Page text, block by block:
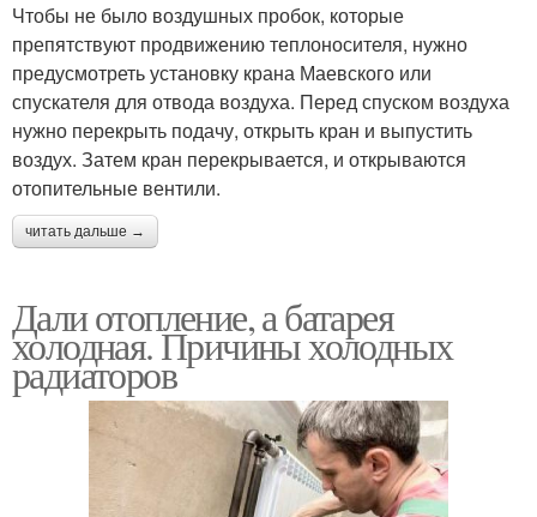
Чтобы не было воздушных пробок, которые
препятствуют продвижению теплоносителя, нужно
предусмотреть установку крана Маевского или
спускателя для отвода воздуха. Перед спуском воздуха
нужно перекрыть подачу, открыть кран и выпустить
воздух. Затем кран перекрывается, и открываются
отопительные вентили.
читать дальше →
Дали отопление, а батарея
холодная. Причины холодных
радиаторов